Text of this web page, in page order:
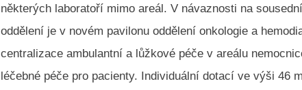
některých laboratoří mimo areál. V návaznosti na
oddělení je v novém pavilonu oddělení onkologie a
centralizace ambulantní a lůžkové péče v areálu
léčebné péče pro pacienty. Individuální dotací ve výši 46